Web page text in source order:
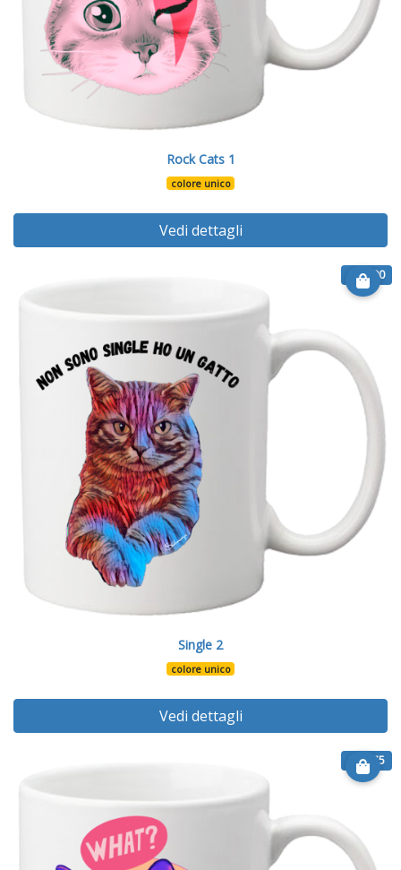
Rock Cats 1
colore unico
Vedi dettagli
€ 12.90
Single 2
colore unico
Vedi dettagli
€ 13.75